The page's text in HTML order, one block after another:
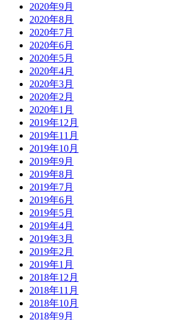
2020年9月
2020年8月
2020年7月
2020年6月
2020年5月
2020年4月
2020年3月
2020年2月
2020年1月
2019年12月
2019年11月
2019年10月
2019年9月
2019年8月
2019年7月
2019年6月
2019年5月
2019年4月
2019年3月
2019年2月
2019年1月
2018年12月
2018年11月
2018年10月
2018年9月